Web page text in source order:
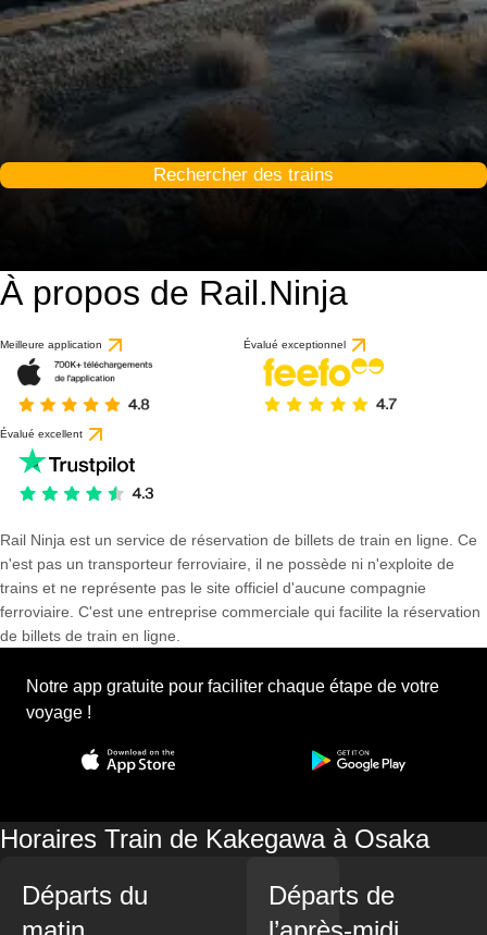
Rechercher des trains
À propos de Rail.Ninja
Meilleure application Évalué exceptionnel
Évalué excellent
Rail Ninja est un service de réservation de billets de train en ligne. Ce
n'est pas un transporteur ferroviaire, il ne possède ni n'exploite de
trains et ne représente pas le site officiel d'aucune compagnie
ferroviaire. C'est une entreprise commerciale qui facilite la réservation
de billets de train en ligne.
Notre app gratuite pour faciliter chaque étape de votre
voyage !
Horaires Train de Kakegawa à Osaka
Départs du
Départs de